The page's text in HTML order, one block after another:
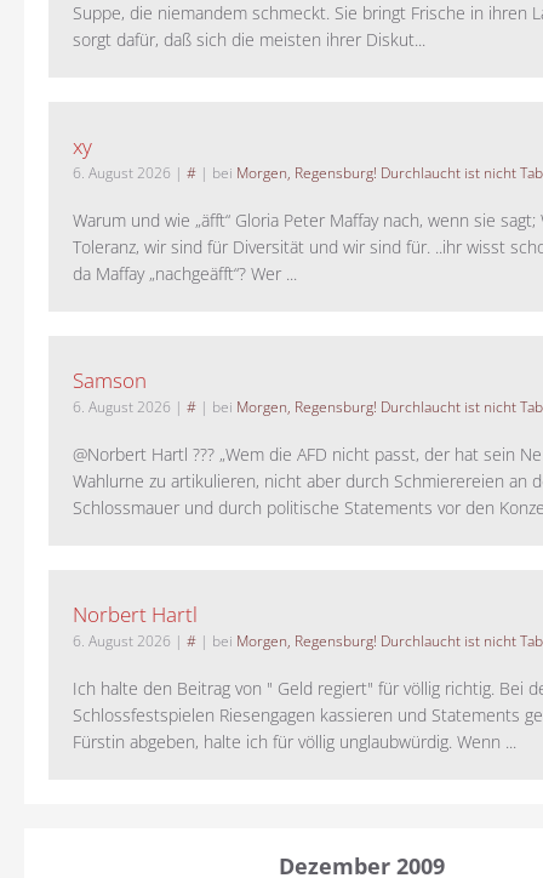
Suppe, die niemandem schmeckt. Sie bringt Frische in ihren
sorgt dafür, daß sich die meisten ihrer Diskut...
xy
6. August 2026 | # | bei Morgen, Regensburg! Durchlaucht ist nicht
Warum und wie „äfft“ Gloria Peter Maffay nach, wenn sie
Toleranz, wir sind für Diversität und wir sind für. ..ihr wisst
da Maffay „nachgeäfft“? Wer ...
Samson
6. August 2026 | # | bei Morgen, Regensburg! Durchlaucht ist nicht
@Norbert Hartl ??? „Wem die AFD nicht passt, der hat sein
Wahlurne zu artikulieren, nicht aber durch Schmierereien an
Schlossmauer und durch politische Statements vor den
Norbert Hartl
6. August 2026 | # | bei Morgen, Regensburg! Durchlaucht ist nicht
Ich halte den Beitrag von " Geld regiert" für völlig richtig. Bei
Schlossfestspielen Riesengagen kassieren und Statements
Fürstin abgeben, halte ich für völlig unglaubwürdig. Wenn ...
Dezember 2009